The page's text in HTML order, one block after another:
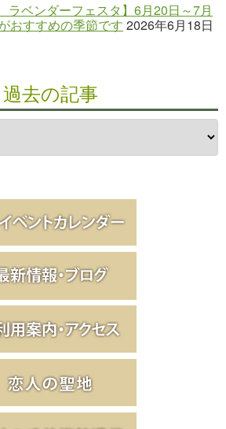
ラベンダーフェスタ】6月20日～7月
すすめの季節です 2026年6月18日
過去の記事